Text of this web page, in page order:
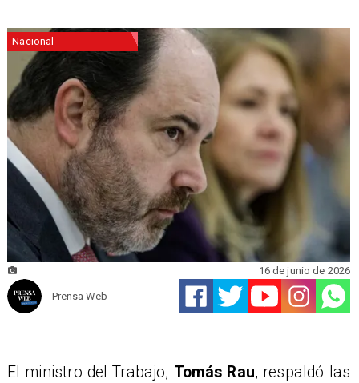
Nacional
Prensa Web
16 de junio de 2026
El ministro del Trabajo, Tomás Rau, respaldó las